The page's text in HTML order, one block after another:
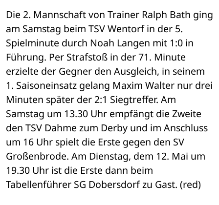
Die 2. Mannschaft von Trainer Ralph Bath ging
am Samstag beim TSV Wentorf in der 5.
Spielminute durch Noah Langen mit 1:0 in
Führung. Per Strafstoß in der 71. Minute
erzielte der Gegner den Ausgleich, in seinem
1. Saisoneinsatz gelang Maxim Walter nur drei
Minuten später der 2:1 Siegtreffer. Am
Samstag um 13.30 Uhr empfängt die Zweite
den TSV Dahme zum Derby und im Anschluss
um 16 Uhr spielt die Erste gegen den SV
Großenbrode. Am Dienstag, dem 12. Mai um
19.30 Uhr ist die Erste dann beim
Tabellenführer SG Dobersdorf zu Gast. (red)